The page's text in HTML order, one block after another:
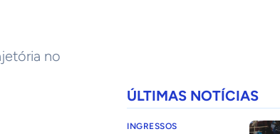
no
ÚLTIMAS NOTÍCIAS
INGRESSOS